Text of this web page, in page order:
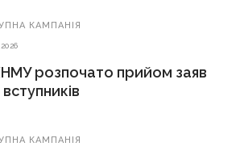
КАМПАНІЯ
розпочато прийом заяв
вступників
КАМПАНІЯ